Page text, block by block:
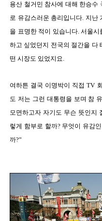
용산 철거민 참사에 대해 한승수
로 유감스러운 총리입니다. 지난
을 표명한 적이 있습니다. 서울
하고 싶었던지 전국의 절간을 다
떤 시장도 있었지요.
여하튼 결국 이명박이 직접 TV
도 저는 그런 대통령을 보며 참
모면하고자 자기도 무슨 뜻인지
렇게 함부로 할까? 무엇이 유감
까?”